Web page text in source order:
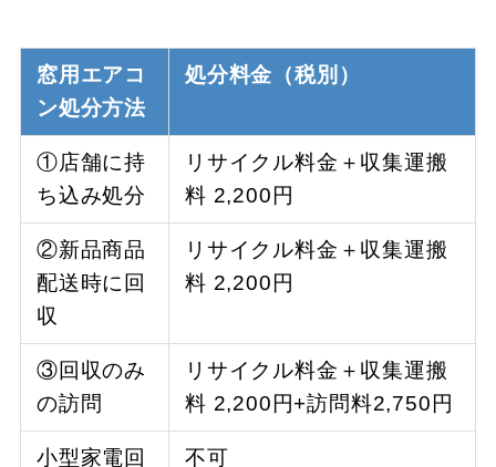
窓用エアコ
ン処分方法
処分料金（税別）
①店舗に持
ち込み処分
リサイクル料金＋収集運搬
料 2,200円
②新品商品
配送時に回
収
リサイクル料金＋収集運搬
料 2,200円
③回収のみ
の訪問
リサイクル料金＋収集運搬
料 2,200円+訪問料2,750円
小型家電回
不可